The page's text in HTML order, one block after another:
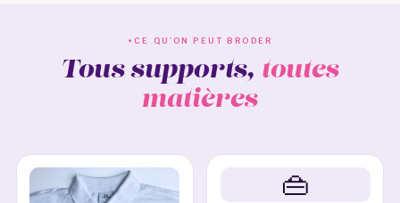
CE QU'ON PEUT BRODER
Tous supports, toutes
matières
👜